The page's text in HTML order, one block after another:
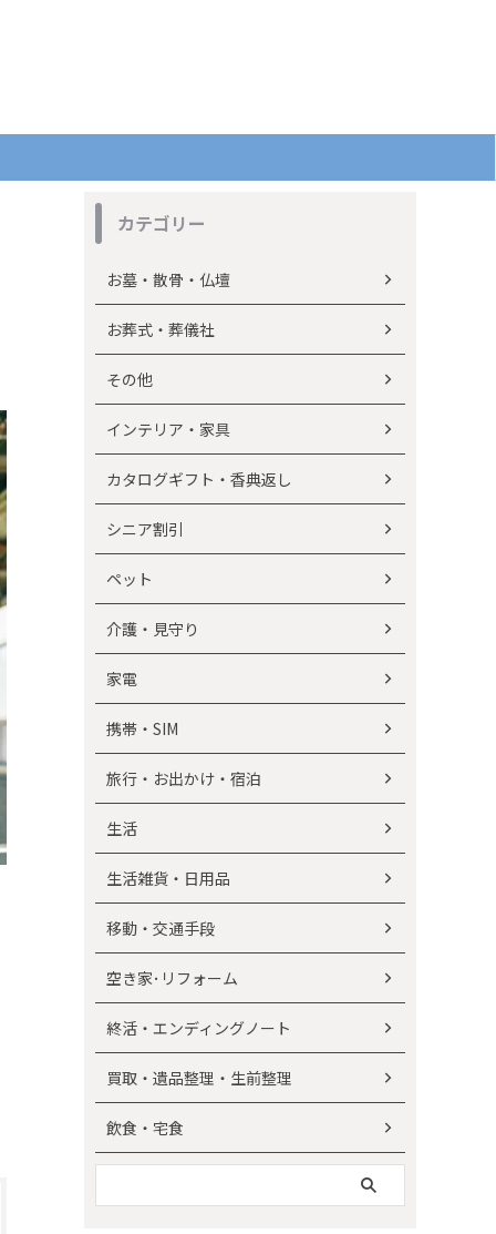
カテゴリー
お墓・散骨・仏壇
お葬式・葬儀社
その他
インテリア・家具
カタログギフト・香典返し
シニア割引
ペット
介護・見守り
家電
携帯・SIM
旅行・お出かけ・宿泊
生活
生活雑貨・日用品
移動・交通手段
空き家･リフォーム
終活・エンディングノート
買取・遺品整理・生前整理
飲食・宅食